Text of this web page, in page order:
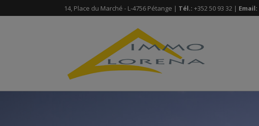
14, Place du Marché - L-4756 Pétange | Tél.: +352 50 93 32 | Email: